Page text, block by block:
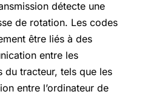
détecte une
de rotation. Les codes
être liés à des
entre les
du tracteur, tels que les
entre l’ordinateur de